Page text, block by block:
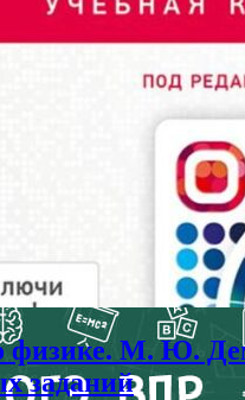
физике. М. Ю.
заданий